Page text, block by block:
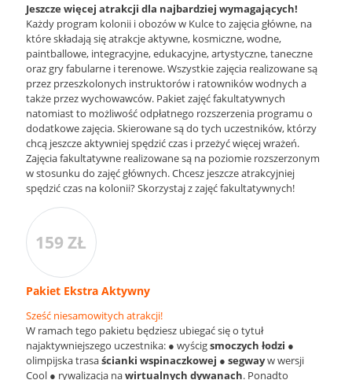
Jeszcze więcej atrakcji dla najbardziej wymagających!
Każdy program kolonii i obozów w Kulce to zajęcia główne, na
które składają się atrakcje aktywne, kosmiczne, wodne,
paintballowe, integracyjne, edukacyjne, artystyczne, taneczne
oraz gry fabularne i terenowe. Wszystkie zajęcia realizowane są
przez przeszkolonych instruktorów i ratowników wodnych a
także przez wychowawców. Pakiet zajęć fakultatywnych
natomiast to możliwość odpłatnego rozszerzenia programu o
dodatkowe zajęcia. Skierowane są do tych uczestników, którzy
chcą jeszcze aktywniej spędzić czas i przeżyć więcej wrażeń.
Zajęcia fakultatywne realizowane są na poziomie rozszerzonym
w stosunku do zajęć głównych. Chcesz jeszcze atrakcyjniej
spędzić czas na kolonii? Skorzystaj z zajęć fakultatywnych!
159 ZŁ
Pakiet Ekstra Aktywny
Sześć niesamowitych atrakcji!
W ramach tego pakietu będziesz ubiegać się o tytuł
najaktywniejszego uczestnika: ● wyścigsmoczych łodzi ●
olimpijska trasaścianki wspinaczkowej ● segwayw wersji
Cool ● rywalizacja nawirtualnych dywanach. Ponadto